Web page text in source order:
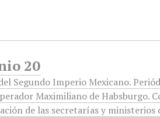
20
Segundo Imperio Mexicano.
Maximiliano de Habsburgo.
de las secretarías y ministerios